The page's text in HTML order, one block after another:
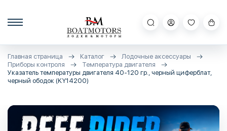
Главная страница Каталог
Лодочные аксессуары
Приборы контроля
Температура двигателя
Указатель температуры двигателя 40-120 гр., черный циферблат,
черный ободок (KY14200)